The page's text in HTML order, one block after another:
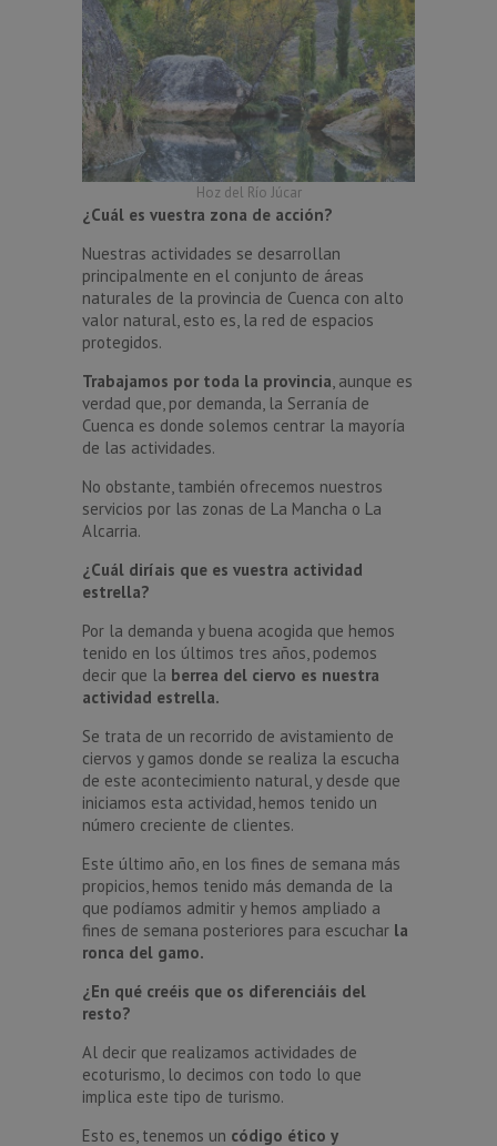
Hoz del Río Júcar
¿Cuál es vuestra zona de acción?
Nuestras actividades se desarrollan
principalmente en el conjunto de áreas
naturales de la provincia de Cuenca con alto
valor natural, esto es, la red de espacios
protegidos.
Trabajamos por toda la provincia, aunque es
verdad que, por demanda, la Serranía de
Cuenca es donde solemos centrar la mayoría
de las actividades.
No obstante, también ofrecemos nuestros
servicios por las zonas de La Mancha o La
Alcarria.
¿Cuál diríais que es vuestra actividad
estrella?
Por la demanda y buena acogida que hemos
tenido en los últimos tres años, podemos
decir que la berrea del ciervo es nuestra
actividad estrella.
Se trata de un recorrido de avistamiento de
ciervos y gamos donde se realiza la escucha
de este acontecimiento natural, y desde que
iniciamos esta actividad, hemos tenido un
número creciente de clientes.
Este último año, en los fines de semana más
propicios, hemos tenido más demanda de la
que podíamos admitir y hemos ampliado a
fines de semana posteriores para escuchar la
ronca del gamo.
¿En qué creéis que os diferenciáis del
resto?
Al decir que realizamos actividades de
ecoturismo, lo decimos con todo lo que
implica este tipo de turismo.
Esto es, tenemos un código ético y